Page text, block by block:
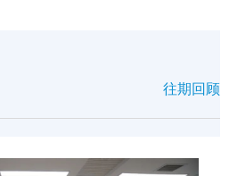
往期回顾